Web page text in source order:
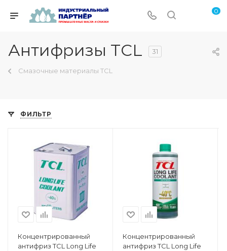
0
Антифризы TCL 31
Смазочные материалы TCL
ФИЛЬТР
Концентрированный
антифриз TCL Long Life
Концентрированный
антифриз TCL Long Life